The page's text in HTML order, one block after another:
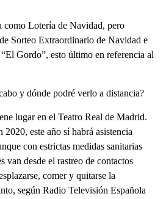
como Lotería de Navidad, pero
Sorteo Extraordinario de Navidad e
Gordo”, esto último en referencia al
y dónde podré verlo a distancia?
lugar en el Teatro Real de Madrid.
este año sí habrá asistencia
con estrictas medidas sanitarias
van desde el rastreo de contactos
comer y quitarse la
según Radio Televisión Española